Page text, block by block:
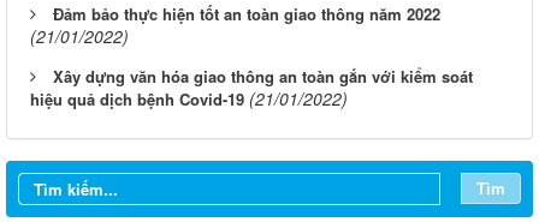
Đảm bảo thực hiện tốt an toàn giao thông năm 2022
(21/01/2022)
Xây dựng văn hóa giao thông an toàn gắn với kiểm soát
hiệu quả dịch bệnh Covid-19 (21/01/2022)
Tìm
Từ ngày 03/8/2026 đến ngày 09/8/2026
Từ ngày 27/7/2026 đến ngày 02/8/2026
Từ ngày 20/7/2026 đến ngày 26/7/2026